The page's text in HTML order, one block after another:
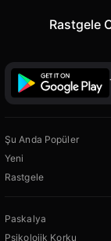
Rastgele
Şu Anda Popüler
Yeni
Rastgele
Paskalya
Psikolojik Korku